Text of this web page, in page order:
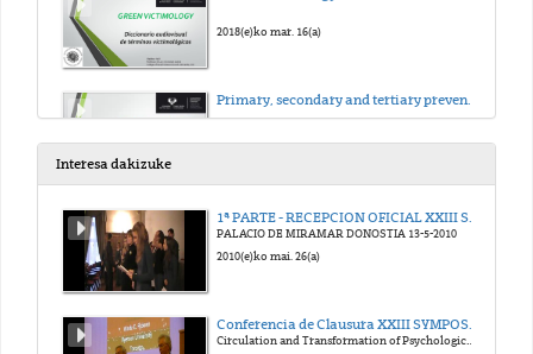
2018(e)ko mar. 16(a)
Primary, secondary and tertiary prevention
Interesa dakizuke
1ª PARTE - RECEPCION OFICIAL XXIII SYMPOSIUM SEHP 2010
PALACIO DE MIRAMAR DONOSTIA 13-5-2010
2010(e)ko mai. 26(a)
Circulation and Transformation of Psychological Knowledge" (comunicación en inglés).